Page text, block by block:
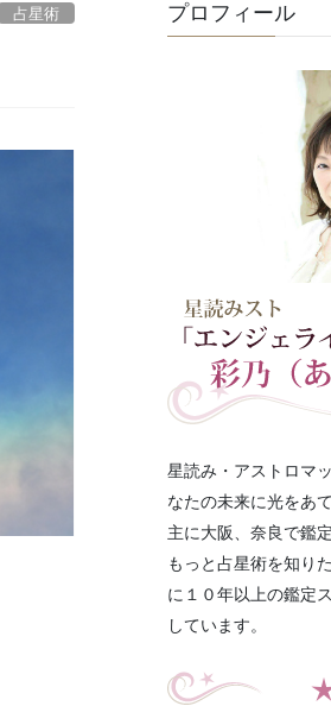
占星術 プロフィール
星読み・アストロマ
なたの未来に光をあ
主に大阪、奈良で鑑
もっと占星術を知り
に１０年以上の鑑定
しています。